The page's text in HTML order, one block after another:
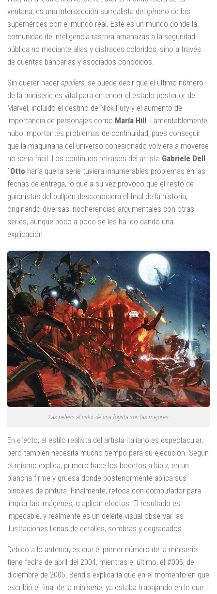
ventana, es una intersección surrealista del género de los
superhéroes con el mundo real. Este es un mundo donde la
comunidad de inteligencia rastrea amenazas a la seguridad
pública no mediante alias y disfraces coloridos, sino a través
de cuentas bancarias y asociados conocidos.
Sin querer hacer spoilers, se puede decir que el último número
de la miniserie es vital para entender el estado posterior de
Marvel, incluido el destino de Nick Fury y el aumento de
importancia de personajes como María Hill. Lamentablemente,
hubo importantes problemas de continuidad, pues conseguir
que la maquinaria del universo cohesionado volviera a moverse
no sería fácil. Los continuos retrasos del artista Gabriele Dell
´Otto haría que la serie tuviera innumerables problemas en las
fechas de entrega, lo que a su vez provocó que el resto de
guionistas del bullpen desconociera el final de la historia,
originando diversas incoherencias argumentales con otras
series, aunque poco a poco se les ha ido dando una
explicación.
Las peleas al calor de una fogata son las mejores
En efecto, el estilo realista del artista italiano es espectacular,
pero también necesita mucho tiempo para su ejecución. Según
él mismo explica, primero hace los bocetos a lápiz, en un
plancha firme y gruesa donde posteriormente aplica sus
pinceles de pintura. Finalmente, retoca con computador para
limpiar las imágenes, o aplicar efectos. El resultado es
impecable, y realmente es un deleite visual observar las
ilustraciones llenas de detalles, sombras y degradados.
Debido a lo anterior, es que el primer número de la miniserie
tiene fecha de abril del 2004, mientras el último, el #005, de
diciembre de 2005. Bendis explicaría que en el momento en que
escribió el final de la miniserie, ya estaba trabajando en lo que